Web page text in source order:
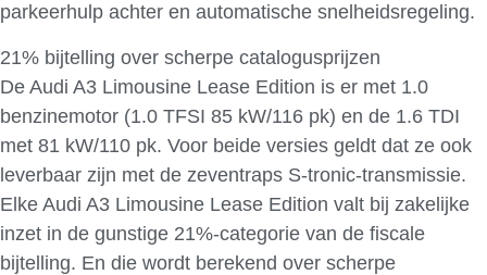
parkeerhulp achter en automatische snelheidsregeling.
21% bijtelling over scherpe catalogusprijzen
De Audi A3 Limousine Lease Edition is er met 1.0
benzinemotor (1.0 TFSI 85 kW/116 pk) en de 1.6 TDI
met 81 kW/110 pk. Voor beide versies geldt dat ze ook
leverbaar zijn met de zeventraps S-tronic-transmissie.
Elke Audi A3 Limousine Lease Edition valt bij zakelijke
inzet in de gunstige 21%-categorie van de fiscale
bijtelling. En die wordt berekend over scherpe